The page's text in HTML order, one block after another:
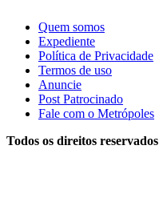
Quem somos
Expediente
Política de Privacidade
Termos de uso
Anuncie
Post Patrocinado
Fale com o Metrópoles
Todos os direitos reservados